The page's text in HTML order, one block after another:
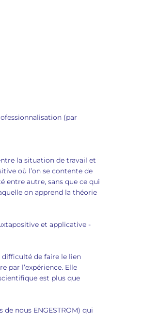
(par
la situation de travail et
où l’on se contente de
entre autre, sans que ce qui
on apprend la théorie
et applicative -
difficulté de faire le lien
par l’expérience. Elle
est plus que
nous ENGESTRÖM) qui